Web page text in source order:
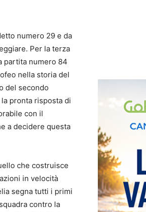
numero 29 e da
Per la terza
partita numero 84
nella storia del
del secondo
pronta risposta di
con il
a decidere questa
che costruisce
in velocità
segna tutti i primi
contro la